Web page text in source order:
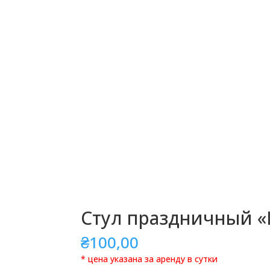
Cтул праздничный
₴100,00
* цена указана за аренду в сутки